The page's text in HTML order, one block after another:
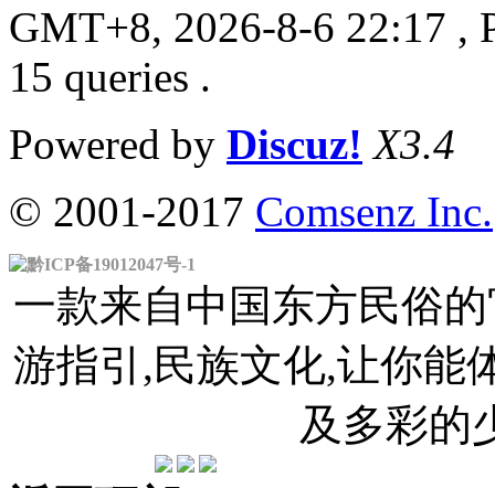
GMT+8, 2026-8-6 22:17 ,
15 queries .
Powered by Discuz! X3.4
© 2001-2017 Comsenz Inc.
黔ICP备19012047号-1
一款来自中国东方民俗
游指引,民族文化,让你能
及多彩的